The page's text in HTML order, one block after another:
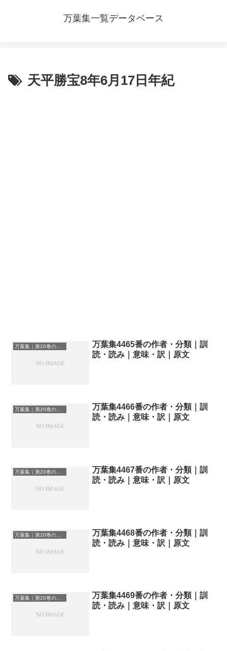
万葉集一覧データベース
天平勝宝8年6月17日年紀
万葉集｜第20巻の和歌一覧
万葉集4465番の作者・分類｜訓
読・読み｜意味・訳｜原文
万葉集｜第20巻の和歌一覧
万葉集4466番の作者・分類｜訓
読・読み｜意味・訳｜原文
万葉集｜第20巻の和歌一覧
万葉集4467番の作者・分類｜訓
読・読み｜意味・訳｜原文
万葉集｜第20巻の和歌一覧
万葉集4468番の作者・分類｜訓
読・読み｜意味・訳｜原文
万葉集｜第20巻の和歌一覧
万葉集4469番の作者・分類｜訓
読・読み｜意味・訳｜原文